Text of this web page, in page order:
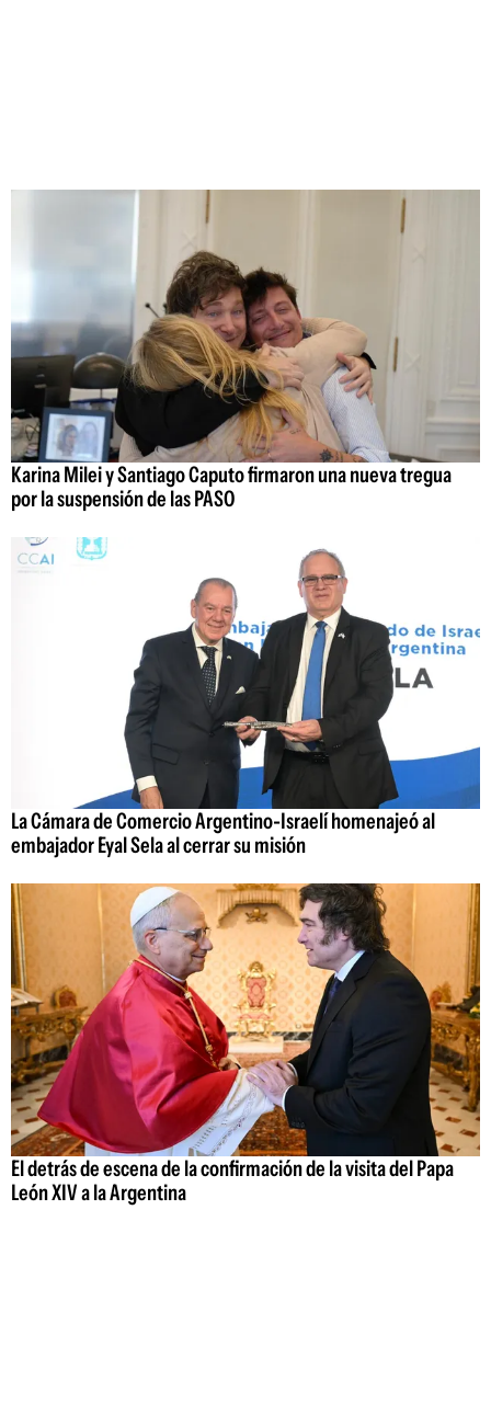
Karina Milei y Santiago Caputo firmaron una nueva tregua
por la suspensión de las PASO
La Cámara de Comercio Argentino-Israelí homenajeó al
embajador Eyal Sela al cerrar su misión
El detrás de escena de la confirmación de la visita del Papa
León XIV a la Argentina